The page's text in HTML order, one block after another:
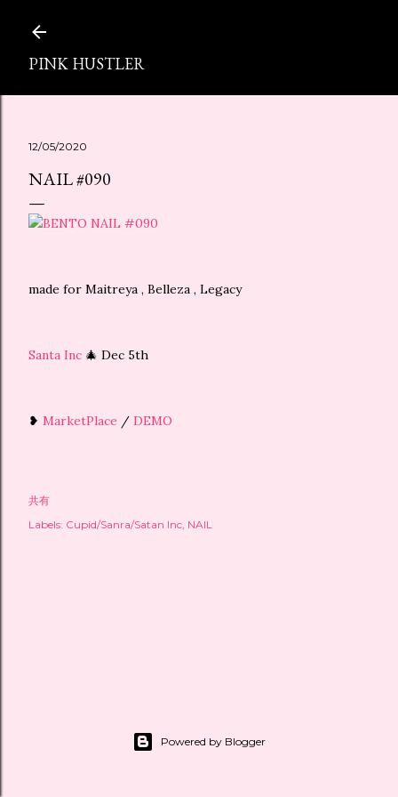
PINK HUSTLER
12/05/2020
NAIL #090
made for Maitreya , Belleza , Legacy
Santa Inc 🎄 Dec 5th
❥ MarketPlace / DEMO
共有
Labels: Cupid/Sanra/Satan Inc NAIL
Powered by Blogger